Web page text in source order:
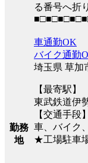
る番号へ折
勤務
地
車通勤OK
バイク通勤
埼玉県 草加
【最寄駅】
東武鉄道伊
【交通手段】
車、バイク
★工場駐車